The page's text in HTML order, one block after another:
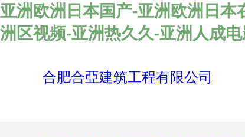
亚洲欧洲日本国产-亚洲欧洲日
洲区视频-亚洲热久久-亚洲人成
合肥合亞建筑工程有限公司